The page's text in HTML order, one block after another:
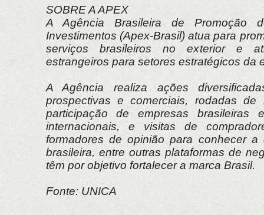
SOBRE A APEX
A Agência Brasileira de Promoção
Investimentos (Apex-Brasil) atua para
serviços brasileiros no exterior e
estrangeiros para setores estratégicos da
A Agência realiza ações
prospectivas e comerciais, rodadas de
participação de empresas brasileiras
internacionais, e visitas de
formadores de opinião para conhecer a
brasileira, entre outras plataformas de
têm por objetivo fortalecer a marca Brasil.
Fonte: UNICA